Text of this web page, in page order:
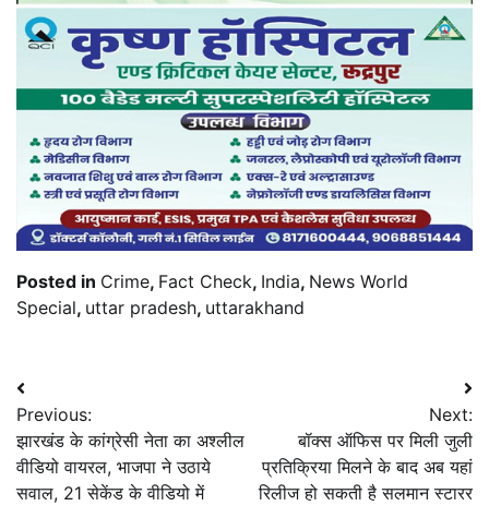
Posted in Crime, Fact Check, India, News World
Special, uttar pradesh, uttarakhand
Post
navigation
Previous:
झारखंड के कांग्रेसी नेता का अश्लील
वीडियो वायरल, भाजपा ने उठाये
सवाल, 21 सेकेंड के वीडियो में
Next:
बॉक्स ऑफिस पर मिली जुली
प्रतिक्रिया मिलने के बाद अब यहां
रिलीज हो सकती है सलमान स्टारर